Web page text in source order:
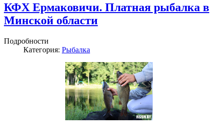
КФХ Ермаковичи. Платная рыбалка в
Минской области
Подробности
Категория: Рыбалка